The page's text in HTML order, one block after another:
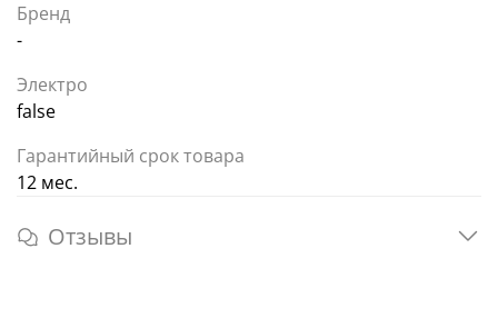
Бренд
-
Электро
false
Гарантийный срок товара
12 мес.
Отзывы